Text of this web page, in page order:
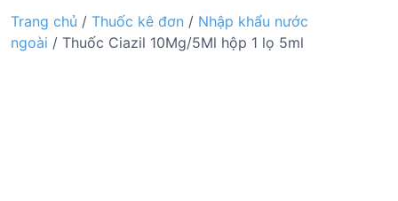
Trang chủ / Thuốc kê đơn / Nhập khẩu nước
ngoài / Thuốc Ciazil 10Mg/5Ml hộp 1 lọ 5ml